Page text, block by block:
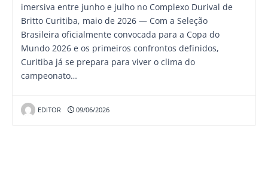
imersiva entre junho e julho no Complexo Durival de
Britto Curitiba, maio de 2026 — Com a Seleção
Brasileira oficialmente convocada para a Copa do
Mundo 2026 e os primeiros confrontos definidos,
Curitiba já se prepara para viver o clima do
campeonato…
EDITOR 09/06/2026